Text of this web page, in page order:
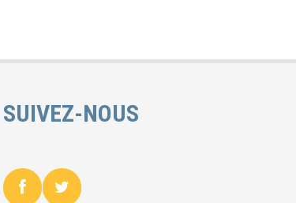
SUIVEZ-NOUS